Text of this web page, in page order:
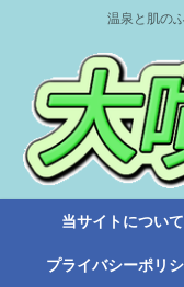
温泉と肌の
当サイトについて
プライバシーポリ